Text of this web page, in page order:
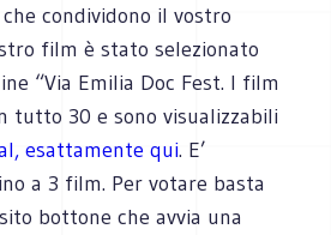
condividono il vostro
film è stato selezionato
“Via Emilia Doc Fest. I film
tutto 30 e sono visualizzabili
esattamente qui. E’
a 3 film. Per votare basta
bottone che avvia una